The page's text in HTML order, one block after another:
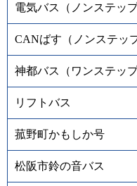
電気バス（ノンステップ
CANばす（ノンステッ
神都バス（ワンステップ
リフトバス
菰野町かもしか号
松阪市鈴の音バス